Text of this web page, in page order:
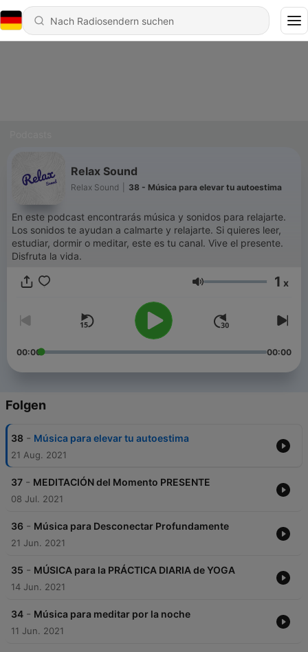
Relax Sound
Relax Sound 38 - Música para elevar tu autoestima
En este podcast encontrarás música y sonidos para relajarte.
Los sonidos te ayudan a calmarte y relajarte. Si quieres leer,
estudiar, dormir o meditar, este es tu canal. Vive el presente.
Disfruta la vida.
Lautstärke 1 x
00:00 00:00
Folgen
38 - Música para elevar tu autoestima
21 Aug. 2021
37 - MEDITACIÓN del Momento PRESENTE
08 Jul. 2021
36 - Música para Desconectar Profundamente
21 Jun. 2021
35 - MÚSICA para la PRÁCTICA DIARIA de YOGA
14 Jun. 2021
34 - Música para meditar por la noche
11 Jun. 2021